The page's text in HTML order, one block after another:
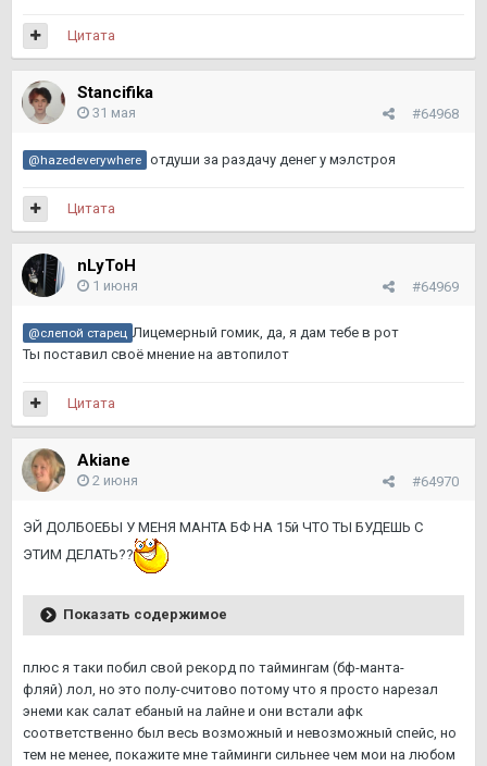
Цитата
Stancifika
#64968
31 мая
@hazedeverywhere отдуши за раздачу денег у мэлстроя
Цитата
nLyToH
#64969
1 июня
@слепой старец Лицемерный гомик, да, я дам тебе в рот
Ты поставил своё мнение на автопилот
Цитата
Akiane
#64970
2 июня
ЭЙ ДОЛБОЕБЫ У МЕНЯ МАНТА БФ НА 15й ЧТО ТЫ БУДЕШЬ С
ЭТИМ ДЕЛАТЬ??
Показать содержимое
плюс я таки побил свой рекорд по таймингам (бф-манта-
фляй) лол, но это полу-считово потому что я просто нарезал
энеми как салат ебаный на лайне и они встали афк
соответственно был весь возможный и невозможный спейс, но
тем не менее, покажите мне тайминги сильнее чем мои на любом